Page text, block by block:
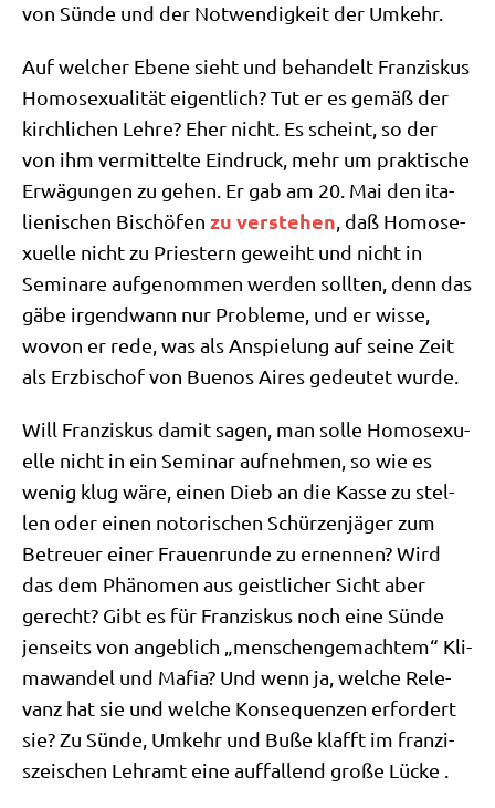
von Sün­de und der Not­wen­dig­keit der Umkehr.
Auf wel­cher Ebe­ne sieht und behan­delt Fran­zis­kus
Homo­se­xua­li­tät eigent­lich? Tut er es gemäß der
kirch­li­chen Leh­re? Eher nicht. Es scheint, so der
von ihm ver­mit­tel­te Ein­druck, mehr um prak­ti­sche
Erwä­gun­gen zu gehen. Er gab am 20. Mai den ita­
lie­ni­schen Bischö­fen zu ver­ste­hen , daß Homo­se­
xu­el­le nicht zu Prie­stern geweiht und nicht in
Semi­na­re auf­ge­nom­men wer­den soll­ten, denn das
gäbe irgend­wann nur Pro­ble­me, und er wis­se,
wovon er rede, was als Anspie­lung auf sei­ne Zeit
als Erz­bi­schof von Bue­nos Aires gedeu­tet wurde.
Will Fran­zis­kus damit sagen, man sol­le Homo­se­xu­
el­le nicht in ein Semi­nar auf­neh­men, so wie es
wenig klug wäre, einen Dieb an die Kas­se zu stel­
len oder einen noto­ri­schen Schür­zen­jä­ger zum
Betreu­er einer Frau­en­run­de zu ernen­nen? Wird
das dem Phä­no­men aus geist­li­cher Sicht aber
gerecht? Gibt es für Fran­zis­kus noch eine Sün­de
jen­seits von angeb­lich „men­schen­ge­mach­tem“ Kli­
ma­wan­del und Mafia? Und wenn ja, wel­che Rele­
vanz hat sie und wel­che Kon­se­quen­zen erfor­dert
sie? Zu Sün­de, Umkehr und Buße klafft im fran­zi­
szei­schen Lehr­amt eine auf­fal­lend gro­ße Lücke .